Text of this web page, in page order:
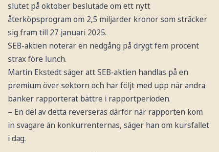
slutet på oktober beslutade om ett nytt
återköpsprogram om 2,5 miljarder kronor som sträcker
sig fram till 27 januari 2025.
SEB-aktien noterar en nedgång på drygt fem procent
strax före lunch.
Martin Ekstedt säger att SEB-aktien handlas på en
premium över sektorn och har följt med upp när andra
banker rapporterat bättre i rapportperioden.
– En del av detta reverseras därför när rapporten kom
in svagare än konkurrenternas, säger han om kursfallet
i dag.